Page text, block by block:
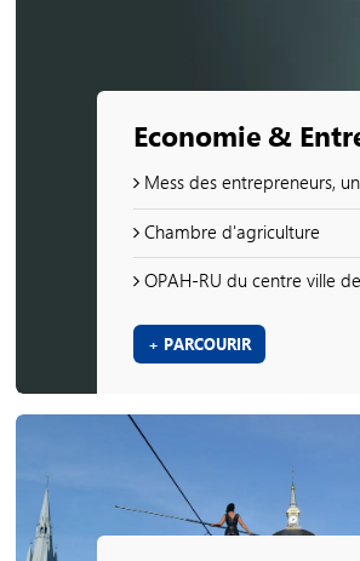
Economie &
Mess des entrepreneurs, une
Chambre d'agriculture
OPAH-RU du centre ville de
+ PARCOURIR